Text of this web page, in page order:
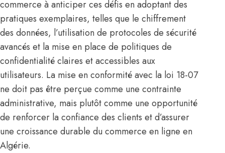
commerce à anticiper ces défis en adoptant des
pratiques exemplaires, telles que le chiffrement
des données, l’utilisation de protocoles de sécurité
avancés et la mise en place de politiques de
confidentialité claires et accessibles aux
utilisateurs. La mise en conformité avec la loi 18-07
ne doit pas être perçue comme une contrainte
administrative, mais plutôt comme une opportunité
de renforcer la confiance des clients et d’assurer
une croissance durable du commerce en ligne en
Algérie.